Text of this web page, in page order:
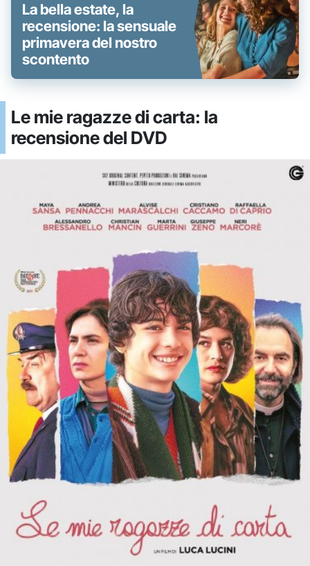
La bella estate, la
recensione: la sensuale
primavera del nostro
scontento
Le mie ragazze di carta: la
recensione del DVD